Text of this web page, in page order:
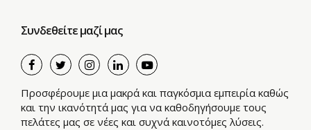
Συνδεθείτε μαζί μας
Προσφέρουμε μια μακρά και παγκόσμια εμπειρία καθώς
και την ικανότητά μας για να καθοδηγήσουμε τους
πελάτες μας σε νέες και συχνά καινοτόμες λύσεις.